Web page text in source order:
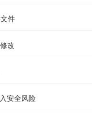
件
改
安全风险